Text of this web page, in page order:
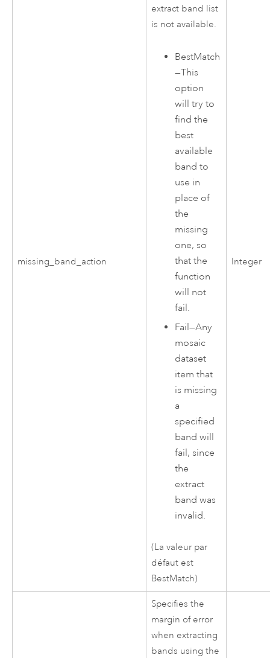
missing_band_action
extract band list
is not available.
BestMatch
—This
option
will try to
find the
best
available
band to
use in
place of
the
missing
one, so
that the
function
will not
fail.
Fail—Any
mosaic
dataset
item that
is missing
a
specified
band will
fail, since
the
extract
band was
invalid.
(La valeur par
défaut est
BestMatch)
Integer
Specifies the
margin of error
when extracting
bands using the